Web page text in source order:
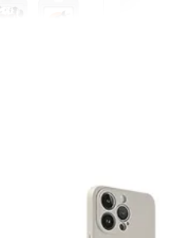
+